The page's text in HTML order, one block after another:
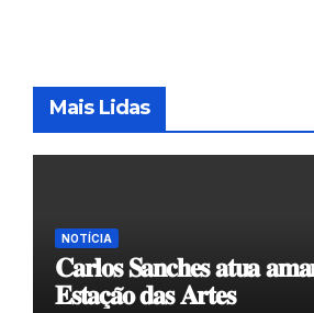
Mais Lidas
NOTÍCIA
𝐂𝐚𝐫𝐥𝐨𝐬 𝐒𝐚𝐧𝐜𝐡𝐞𝐬 𝐚𝐭𝐮𝐚
𝐄𝐬𝐭𝐚𝐜̧𝐚̃𝐨 𝐝𝐚𝐬 𝐀𝐫𝐭𝐞𝐬